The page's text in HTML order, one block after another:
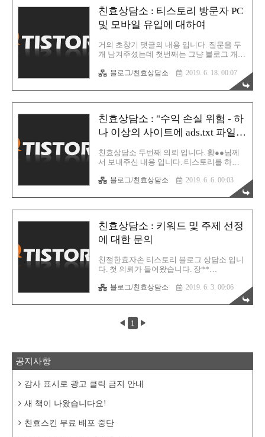
서비스가 중단된지 오래 입니다. 왜 중단되
었는지는 모르겠지만 아무래도 자주 변경되
는 검색엔진과 이로 인해서 간접 피해를 보
는 블로거들의 분쟁을 상담 인원들이 100%
를 해결하지 못하므로 이것을 봇(BOT)으로
대처한게 아닌가라는 생각이 듭니다. 이래저
래 마음 고생 하시는 분들은 상담사 분들일
테니까 말입니다. 자주 하는 질문 중 하나가
바로 "웹마스터도구에 등록을 해도 검색..
친효상담소 : 티스토리 방문자 PC
및 모바일 유입에 대하여
거의 초창기 댓글의 내용 입니다. 질문을 두
개 남겨주셨는데 첫번째는 그냥 블로그 개설
으로 답변을 드릴 수 있는 부분이었고 두번
째 질문은 다른 분들도 궁금해 하시는 부분
일수도 있겠다 싶어서 한번 아는만큼 혼신의
일격을 다해서 답변을 하는 시간을 가져보겠
관리는 2015년 3월 말부터 시작했구요. 개설
일이 2012년인 이유는 네이버 블로그를 운영
하면서 자료 보관용도로 티스토리를 같이 사
용하고 있었기 때문입니다. 모바일 유입에
대해서도 한가지 자신있게 말씀 드릴 수 있
는 부분이 뭐냐면 애드센스 입니다. 다른 티
스토리는 모르겠는데 제 경우는 데스크탑에
서의 클릭율이 더 높습니다. 아무래도 가독
성 때문일 것 입니다. 보시면 디..
블로그/친효상담소 2019. 6. 18. 00:07
친효상담소 : "수익 손실 위험 - 하
나 이상의 사이트에 ads.txt 파일이
친효상담소 두번째 의뢰 입니다. 황●●님께
서 보내주신 내용 입니다. 티스토리를 하나
있다고 합니다. 어떤 내용인지 살펴보도록
하겠습니다. 안녕하세요 효자손님. 구글애드
센스를 입문하면서 도움을 많이 받았던 블로
거입니다. 현재 티스토리를 운영하고 있는데
요청하고자 메일을 보냅니다. 첫째, 구글애
드센스를 로그인했을 때 위와 같은 알림창이
떠서 해결 방법을 못 찾고 있습니다. 자세히
알아보기를 클릭해서 들어가보면 구글도움
창에서 애드센스용 ads.txt를 직접 만들어서
해결하라는데 이 부분도 방법을 모르겠습니
다. 이런 내용입니다. 음 저도 이런 경우는 처
음 보는 문제여서 검색을 좀 해봤는데 추측
되는 문제는 이런 경우일 수 밖에 없..
블로그/친효상담소 2019. 6. 6. 00:03
친효상담소 : 키워드 및 주제 선정
에 대한 문의
친절한효자손 티스토리 블로그 상담소 입니
다. 첫 의뢰가 들어왔습니다. 장**
22. 오후 4:27 에 도착한 메일의 내용 입니다.
어떤 내용인지 한번 보도록 하겠습니다. 사
진으로도 첨부하겠으며, 해상도가 떨어지는
디바이스에서는 캡쳐 이미지가 보이지 않을
수 있으므로 한번 더 텍스트로 옮겨 두도록
과받고 군대를 가려고 하는 21살 휴학생입니
벌어봤는데요. 그후에 주제 선정 또는 키워
드 선정이 너무 어려워서 블로그를 폐쇄하고
다면 효자손님께서는 키워드 선정 및 블로그
블로그/친효상담소 2019. 6. 3. 00:06
◀ 1 ▶
공지사항
감사 표시로 광고 클릭 금지 안내
새 책이 나왔습니다요!
친효스킨 무료 배포 중단